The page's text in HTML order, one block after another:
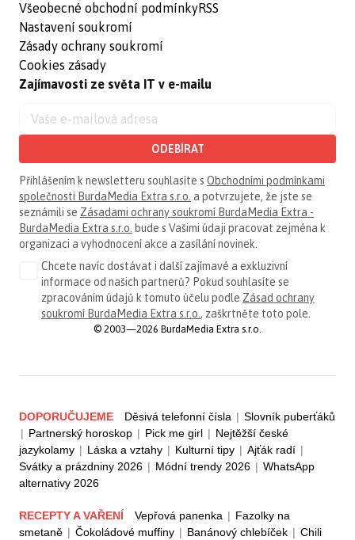
Všeobecné obchodní podmínky
Nastavení soukromí
Zásady ochrany soukromí
Cookies zásady
RSS
Zajímavosti ze světa IT v e-mailu
ODEBÍRAT
Přihlášením k newsletteru souhlasíte s Obchodními podmínkami
společnosti BurdaMedia Extra s.r.o. a potvrzujete, že jste se
seznámili se Zásadami ochrany soukromí BurdaMedia Extra -
BurdaMedia Extra s.r.o. bude s Vašimi údaji pracovat zejména k
organizaci a vyhodnocení akce a zasílání novinek.
Chcete navíc dostávat i další zajímavé a exkluzivní
informace od našich partnerů? Pokud souhlasíte se
zpracováním údajů k tomuto účelu podle Zásad ochrany
soukromí BurdaMedia Extra s.r.o., zaškrtněte toto pole.
© 2003—2026 BurdaMedia Extra s.r.o.
DOPORUČUJEME Děsivá telefonní čísla | Slovník puberťáků
| Partnerský horoskop | Pick me girl | Nejtěžší české
jazykolamy | Láska a vztahy | Kulturní tipy | Ajťák radí |
Svátky a prázdniny 2026 | Módní trendy 2026 | WhatsApp
alternativy 2026
RECEPTY A VAŘENÍ Vepřová panenka | Fazolky na
smetaně | Čokoládové muffiny | Banánový chlebíček | Chili